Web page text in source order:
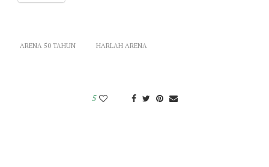
ARENA 50 TAHUN HARLAH ARENA
5